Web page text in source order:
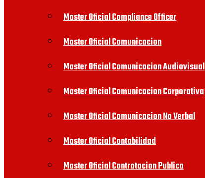
Master Oficial Compliance Officer
Master Oficial Comunicacion
Master Oficial Comunicacion Audiovisual
Master Oficial Comunicacion Corporativa
Master Oficial Comunicacion No Verbal
Master Oficial Contabilidad
Master Oficial Contratacion Publica